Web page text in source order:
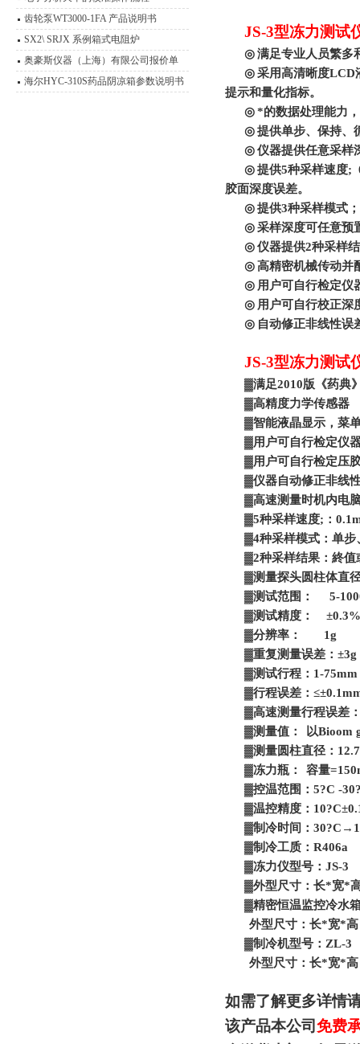
齿轮泵WT3000-1FA 产品说明书
SX2\ SRJX 系例箱式电阻炉
奥豪斯仪器（上海）有限公司报价单
海尔HYC-310S药品阴凉箱参数说明书
JS-3型冻力测试
◎满足专业人员繁多
◎采用高清晰度LCD
提示和量化指标。
◎*的数据处理能力
◎提供单步、保持、
◎仪器提供任意采样
◎提供5种采样速度;
胶面深度误差。
◎提供3种采样模式
◎采样深度可任意预
◎仪器提供2种采样
◎高精密机械传动并
◎ 用户可自行检定仪
◎ 用户可自行校正深
◎ 自动修正非线性误
JS-3型冻力测试
▓满足2010版《药典
▓高精度力学传感器
▓智能液晶显示，菜
▓用户可自行检定仪
▓用户可自行检定压
▓仪器自动修正非线
▓高速测量时机内电
▓5种采样速度; ：
▓4种采样模式：单
▓2种采样结果：終值
▓测量探头圆柱体直
▓测试范围：
5-
▓测试精度：
±0.3%
▓分辨率：
1g
▓重复测量误差： ±3g
▓测试行程： 1-75mm
▓行程误差：
▓高速测量行程误差
▓测量值： 以Bioom
▓测量圆柱直径：
▓冻力瓶： 容量
▓控温范围： 5?C -
▓温控精度：
▓制冷时间：
▓制冷工质： R406a
▓冻力仪型号： JS-3
▓外型尺寸：长*宽*
▓精密恒温监控冷水
外型尺寸：长*宽*
▓制冷机型号： ZL-
外型尺寸：长*宽*
如需了解更多详情
该产品本公司免费